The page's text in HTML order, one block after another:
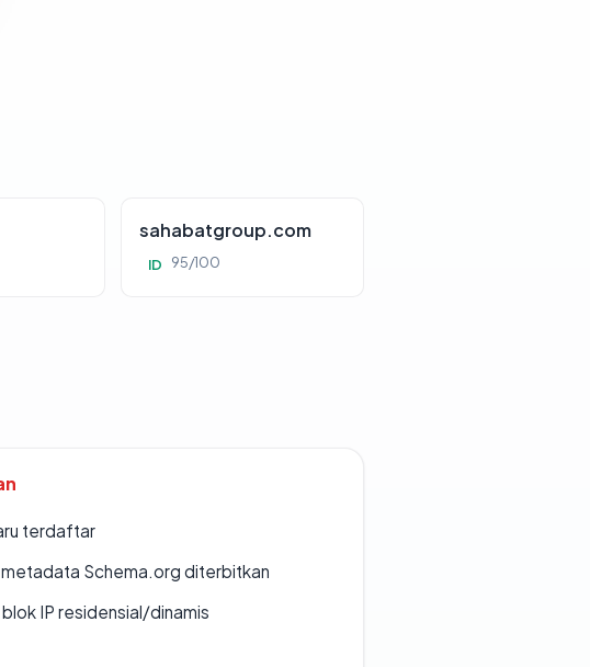
sahabatgroup.com
ID 95/100
terdaftar
Schema.org diterbitkan
IP residensial/dinamis